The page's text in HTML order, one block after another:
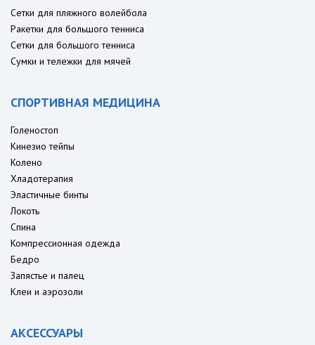
Сетки для пляжного волейбола
Ракетки для большого тенниса
Сетки для большого тенниса
Сумки и тележки для мячей
СПОРТИВНАЯ МЕДИЦИНА
Голеностоп
Кинезио тейпы
Колено
Хладотерапия
Эластичные бинты
Локоть
Спина
Компрессионная одежда
Бедро
Запястье и палец
Клеи и аэрозоли
АКСЕССУАРЫ